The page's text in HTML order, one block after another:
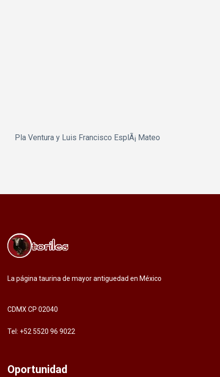
Pla Ventura y Luis Francisco EsplÃ¡ Mateo
La página taurina de mayor antiguedad en México
CDMX CP 02040
Tel: +52 5520 96 9022
Oportunidad